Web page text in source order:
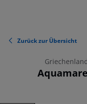
Zurück zur Übersicht